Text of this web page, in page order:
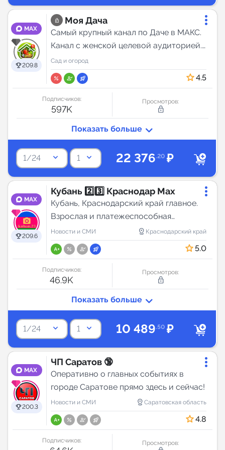
MAX
209.8
Моя Дача
Самый крупный канал по Даче в МАКС.
Канал с женской целевой аудиторией.
95% старше 18 лет. Полезные советы и
идеи дома, дачи и сада для дачников.
Сад и огород
4.5
Подписчиков:
597K
Просмотров:
lock_outline
1/24 keyboard_arrow_down 1 keyboard_arrow_down 22 376.20 ₽
MAX
209.6
Кубань 2️⃣3️⃣ Краснодар Max
Кубань, Краснодарский край главное.
Взрослая и платежеспособная
аудитория
Новости и СМИ distance Краснодарский край
5.0
Подписчиков:
46.9K
Просмотров:
lock_outline
1/24 keyboard_arrow_down 1 keyboard_arrow_down 10 489.50 ₽
MAX
200.3
ЧП Саратов 🔞
Оперативно о главных событиях в
городе Саратове прямо здесь и сейчас!
Новости и СМИ distance Саратовская область
4.8
Подписчиков: Просмотров: